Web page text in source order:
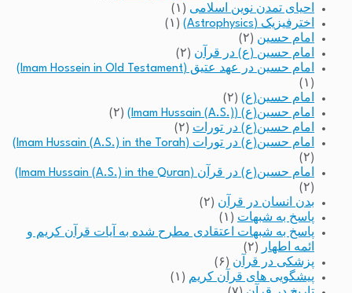
احیای تمدن نوین اسلامی (۱)
اخترفیزیک (Astrophysics)
(۱)
امام حسین (۲)
امام حسین (ع) در قرآن (۲)
امام حسین در عهد عتیق (Imam Hossein in Old Testament)
(۱)
امام حسین(ع) (۲)
امام حسین(ع) (Imam Hussain (A.S.))
(۲)
امام حسین(ع) در تورات (۲)
امام حسین(ع) در تورات (Imam Hussain (A.S.) in the Torah)
(۲)
امام حسین(ع) در قرآن (Imam Hussain (A.S.) in the Quran)
(۲)
بدن انسان در قرآن (۲)
پاسخ به شبهات (۱)
پاسخ به شبهات اعتقادی مطرح شده به آیات قرآن کریم و
ائمه اطهار
(۲)
پزشکی در قرآن (۶)
پیشگویی های قرآن کریم (۱)